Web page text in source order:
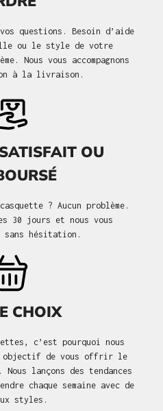
questions. Besoin d’aide
ou le style de votre
Nous vous accompagnons
à la livraison.
OU
? Aucun problème.
30 jours et nous vous
sans hésitation.
CHOIX
c’est pourquoi nous
objectif de vous offrir le
lançons des tendances
chaque semaine avec de
styles.